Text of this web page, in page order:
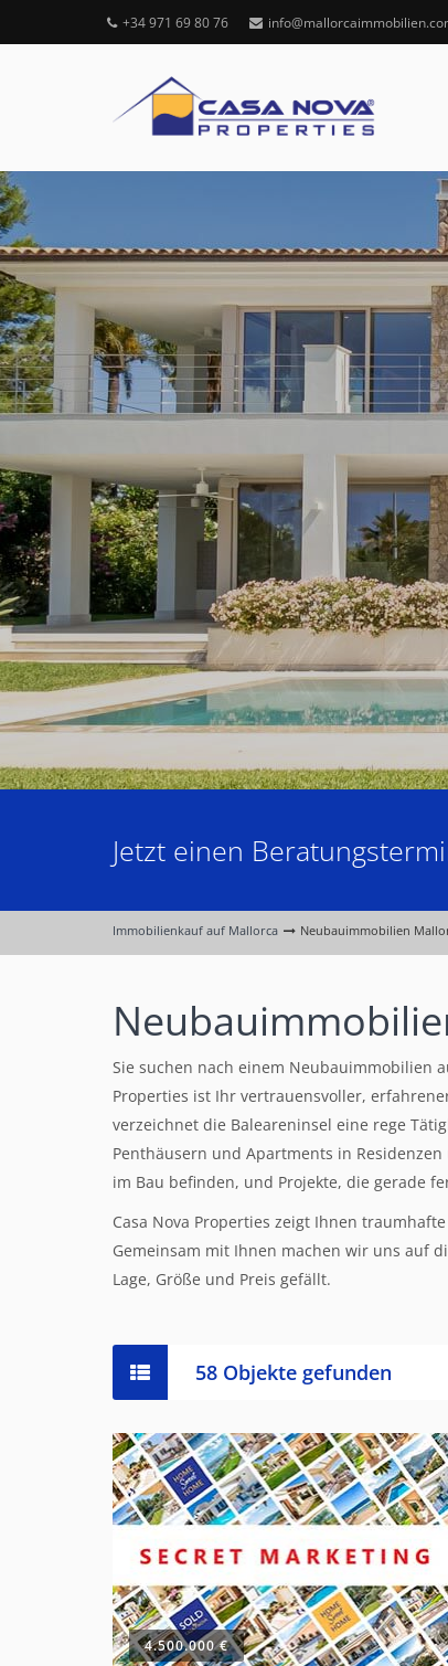
+34 971 69 80 76
Jetzt einen
Immobilienkauf auf Mallorca Neubauimmobilien
Sie suchen nach einem Neubauimmobilien
Properties ist Ihr vertrauensvoller,
verzeichnet die Baleareninsel eine rege
Penthäusern und Apartments in
im Bau befinden, und Projekte, die gerade
Casa Nova Properties zeigt Ihnen
Gemeinsam mit Ihnen machen wir uns auf
Lage, Größe und Preis gefällt.
58 Objekte gefunden
4.500.000 €